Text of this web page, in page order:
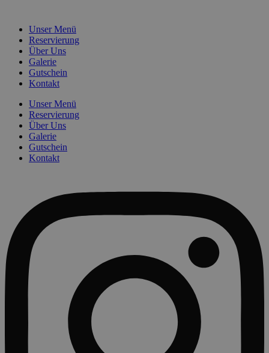
Unser Menü
Reservierung
Über Uns
Galerie
Gutschein
Kontakt
Unser Menü
Reservierung
Über Uns
Galerie
Gutschein
Kontakt